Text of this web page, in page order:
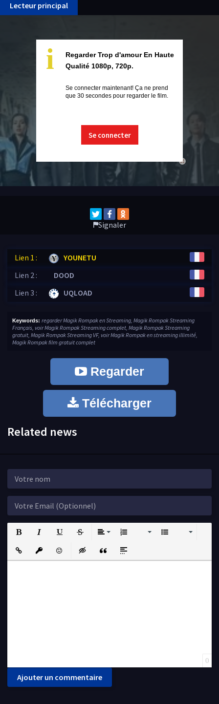
Lecteur principal
close
i
Regarder Trop d'amour En Haute
Qualité 1080p, 720p.
Se connecter maintenant! Ça ne prend
que 30 secondes pour regarder le film.
Se connecter
Signaler
Lien 1 :
YOUNETU
Lien 2 :
DOOD
Lien 3 :
UQLOAD
Keywords: regarder Magik Rompak en Streaming, Magik Rompak Streaming
Français, voir Magik Rompak Streaming complet, Magik Rompak Streaming
gratuit, Magik Rompak Streaming VF, voir Magik Rompak en streaming illimité,
Magik Rompak film gratuit complet
Regarder
Télécharger
Related news
Strikethrough
Insert LinkInsert protected link
EmoticonsInsert hidden text
Insert QuoteInsert spoiler
0
Ajouter un commentaire